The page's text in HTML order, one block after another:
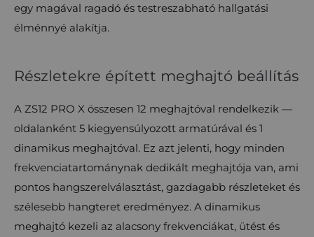
egy magával ragadó és testreszabható hallgatási
élménnyé alakítja.
Részletekre épített meghajtó beállítás
A ZS12 PRO X összesen 12 meghajtóval rendelkezik —
oldalanként 5 kiegyensúlyozott armatúrával és 1
dinamikus meghajtóval. Ez azt jelenti, hogy minden
frekvenciatartománynak dedikált meghajtója van, ami
pontos hangszerelválasztást, gazdagabb részleteket és
szélesebb hangteret eredményez. A dinamikus
meghajtó kezeli az alacsony frekvenciákat, ütést és